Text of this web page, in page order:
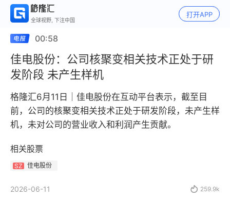
全球视野, 下注中国
打开APP
00:58
佳电股份：公司核聚变相关技术正处于研
发阶段 未产生样机
格隆汇6月11日｜佳电股份在互动平台表示，截至目
前，公司的核聚变相关技术正处于研发阶段，未产生样
机，未对公司的营业收入和利润产生贡献。
相关股票
SZ 佳电股份
2026-06-11  259.9k